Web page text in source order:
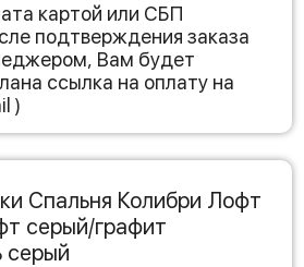
картой или СБП
подтверждения заказа
Вам будет
ссылка на оплату на
)
Спальня Колибри Лофт
серый/графит
серый